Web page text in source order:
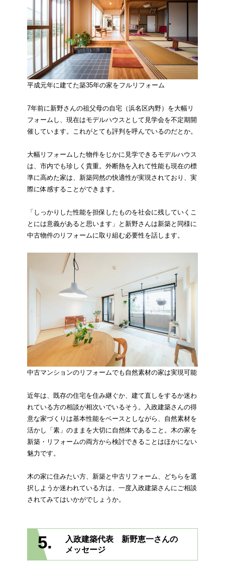
平成元年に建てた築35年の家をフルリフォーム
7年前に新野さんの祖父母の自宅（浜名区内野）を大幅リ
フォームし、現在はモデルハウスとして見学会を不定期開
催しています。これがとても評判を呼んでいるのだとか。
大幅リフォームした物件をじかに見学できるモデルハウス
は、市内でも珍しく貴重。外断熱を入れて性能も現在の標
準に高めた家は、新築同然の快適性が実現されており、実
際に体感することができます。
「しっかりした性能を担保したものを社会に残していくこ
とには意義があると思います」と新野さんは新築と同様に
中古物件のリフォームに取り組む必要性を話します。
中古マンションのリフォームでも自然素材の家は実現可能
近年は、既存の住宅を住み継ぐか、建て直しをするか迷わ
れている方の相談が相次いでいるそう。入政建築さんの得
意な家づくりは基本性能をベースとしながら、自然素材を
活かし「素」のままを大切に自然体であること。木の家を
新築・リフォームの両方から検討できることはほかにない
魅力です。
木の家に住みたい方、新築と中古リフォーム、どちらを選
択しようか迷われている方は、一度入政建築さんにご相談
されてみてはいかがでしょうか。
5.
入政建築代表 新野恵一さんの
メッセージ